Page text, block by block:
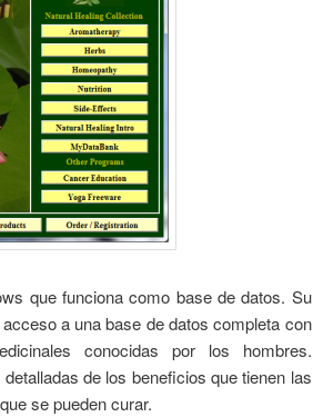
que funciona como base de datos. Su
a una base de datos completa con
conocidas por los hombres.
de los beneficios que tienen las
se pueden curar.